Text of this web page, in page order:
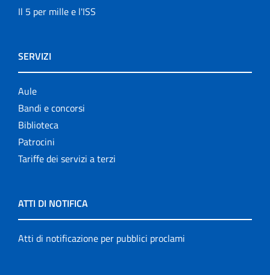
Il 5 per mille e l'ISS
SERVIZI
Aule
Bandi e concorsi
Biblioteca
Patrocini
Tariffe dei servizi a terzi
ATTI DI NOTIFICA
Atti di notificazione per pubblici proclami